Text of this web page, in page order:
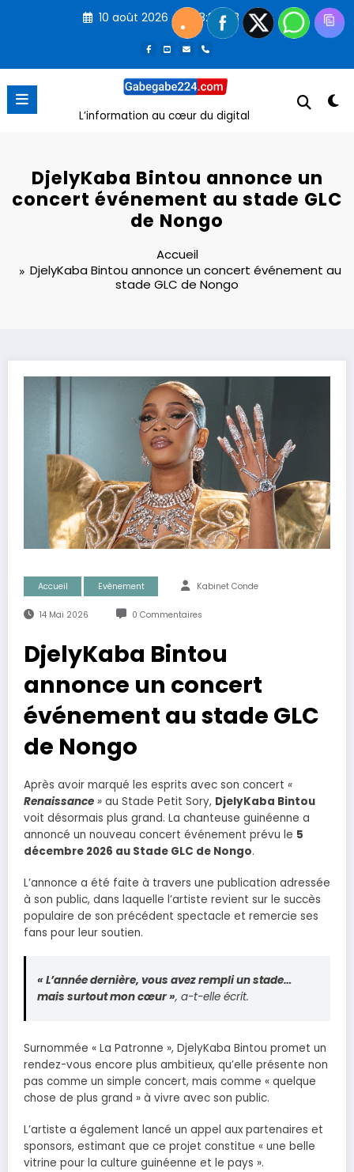
10 août 2026 8:34:49 AM
L’information au cœur du digital
DjelyKaba Bintou annonce un
concert événement au stade GLC
de Nongo
Accueil
DjelyKaba Bintou annonce un concert événement au
stade GLC de Nongo
Accueil Evènement Kabinet Conde
14 Mai 2026 0 Commentaires
DjelyKaba Bintou
annonce un concert
événement au stade GLC
de Nongo
Après avoir marqué les esprits avec son concert «
Renaissance » au Stade Petit Sory, DjelyKaba Bintou
voit désormais plus grand. La chanteuse guinéenne a
annoncé un nouveau concert événement prévu le 5
décembre 2026 au Stade GLC de Nongo.
L’annonce a été faite à travers une publication adressée
à son public, dans laquelle l’artiste revient sur le succès
populaire de son précédent spectacle et remercie ses
fans pour leur soutien.
« L’année dernière, vous avez rempli un stade…
mais surtout mon cœur », a-t-elle écrit.
Surnommée « La Patronne », DjelyKaba Bintou promet un
rendez-vous encore plus ambitieux, qu’elle présente non
pas comme un simple concert, mais comme « quelque
chose de plus grand » à vivre avec son public.
L’artiste a également lancé un appel aux partenaires et
sponsors, estimant que ce projet constitue « une belle
vitrine pour la culture guinéenne et le pays ».